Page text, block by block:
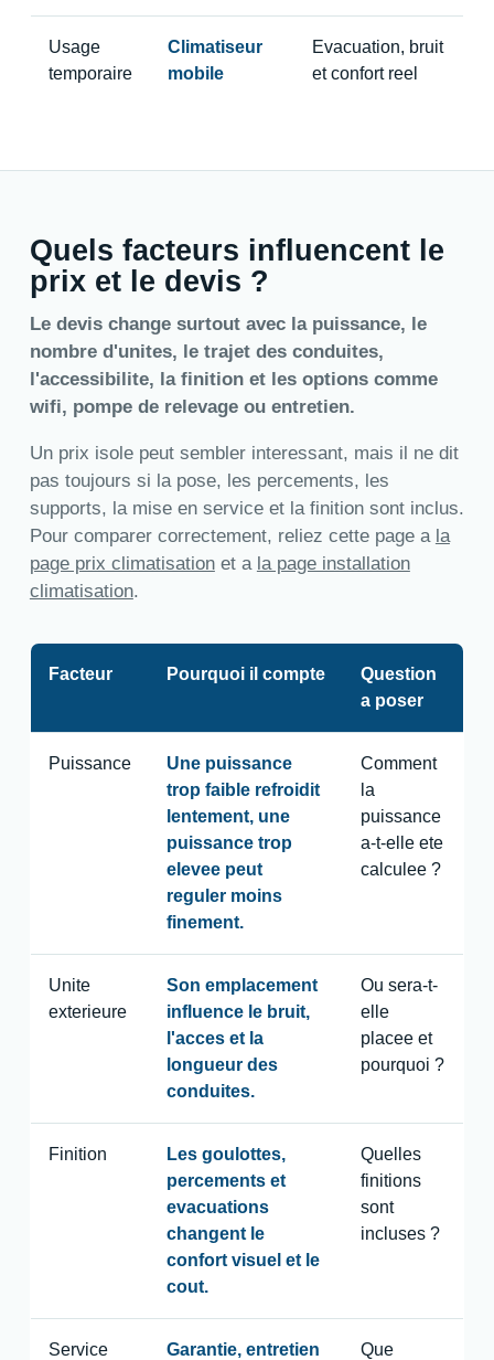
Usage
temporaire
Climatiseur
mobile
Evacuation, bruit
et confort reel
Quels facteurs influencent le
prix et le devis ?
Le devis change surtout avec la puissance, le
nombre d'unites, le trajet des conduites,
l'accessibilite, la finition et les options comme
wifi, pompe de relevage ou entretien.
Un prix isole peut sembler interessant, mais il ne dit
pas toujours si la pose, les percements, les
supports, la mise en service et la finition sont inclus.
Pour comparer correctement, reliez cette page a la
page prix climatisationet a la page installation
climatisation.
Facteur Pourquoi il compte
Question
a poser
Puissance
Une puissance
trop faible refroidit
lentement, une
puissance trop
elevee peut
reguler moins
finement.
Comment
la
puissance
a-t-elle ete
calculee ?
Unite
exterieure
Son emplacement
influence le bruit,
l'acces et la
longueur des
conduites.
Ou sera-t-
elle
placee et
pourquoi ?
Finition
Les goulottes,
percements et
evacuations
changent le
confort visuel et le
cout.
Quelles
finitions
sont
incluses ?
Service
Garantie, entretien
Que